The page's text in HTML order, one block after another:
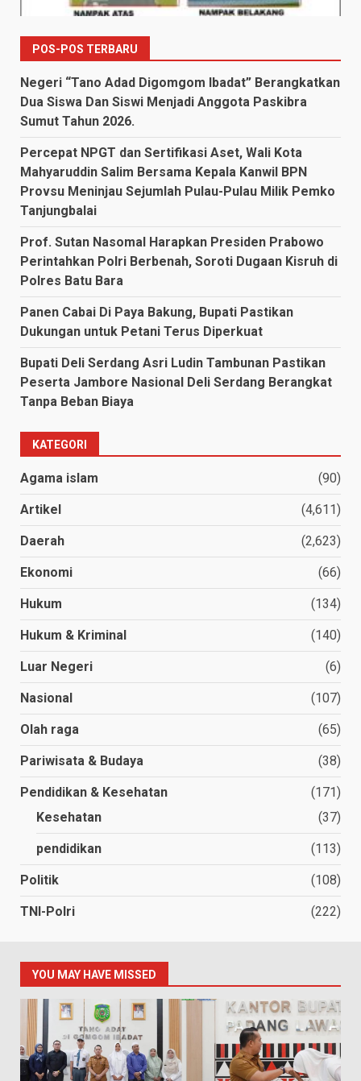
POS-POS TERBARU
Negeri “Tano Adad Digomgom Ibadat” Berangkatkan
Dua Siswa Dan Siswi Menjadi Anggota Paskibra
Sumut Tahun 2026.
Percepat NPGT dan Sertifikasi Aset, Wali Kota
Mahyaruddin Salim Bersama Kepala Kanwil BPN
Provsu Meninjau Sejumlah Pulau-Pulau Milik Pemko
Tanjungbalai
Prof. Sutan Nasomal Harapkan Presiden Prabowo
Perintahkan Polri Berbenah, Soroti Dugaan Kisruh di
Polres Batu Bara
Panen Cabai Di Paya Bakung, Bupati Pastikan
Dukungan untuk Petani Terus Diperkuat
Bupati Deli Serdang Asri Ludin Tambunan Pastikan
Peserta Jambore Nasional Deli Serdang Berangkat
Tanpa Beban Biaya
KATEGORI
Agama islam (90)
Artikel (4,611)
Daerah (2,623)
Ekonomi (66)
Hukum (134)
Hukum & Kriminal (140)
Luar Negeri (6)
Nasional (107)
Olah raga (65)
Pariwisata & Budaya (38)
Pendidikan & Kesehatan
(171)
Kesehatan
(37)
pendidikan (113)
Politik (108)
TNI-Polri (222)
YOU MAY HAVE MISSED